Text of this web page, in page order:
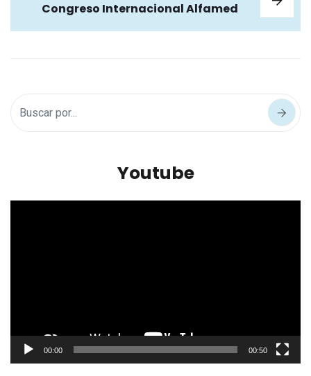
Congreso Internacional Alfamed
Youtube
00:00 00:50